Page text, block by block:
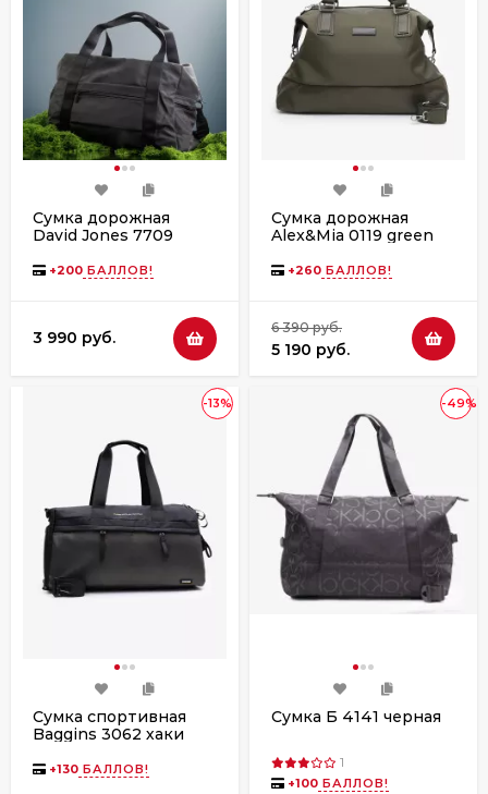
Сумка дорожная
David Jones 7709
+200 БАЛЛОВ!
3 990 руб.
Сумка дорожная
Alex&Mia 0119 green
+260 БАЛЛОВ!
6 390 руб.
5 190 руб.
-13%
Сумка спортивная
Baggins 3062 хаки
+130 БАЛЛОВ!
-49%
Сумка Б 4141 черная
1
+100 БАЛЛОВ!